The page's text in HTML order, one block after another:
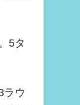
5タ
ラウ